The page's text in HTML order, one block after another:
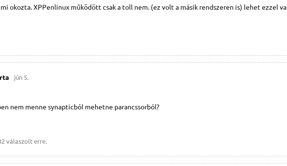
okozta. XPPenlinux működött csak a toll nem. (ez volt a másik rendszeren is) lehet ezzel
jún 5.
nem menne synapticból mehetne parancssorból?
válaszolt erre.